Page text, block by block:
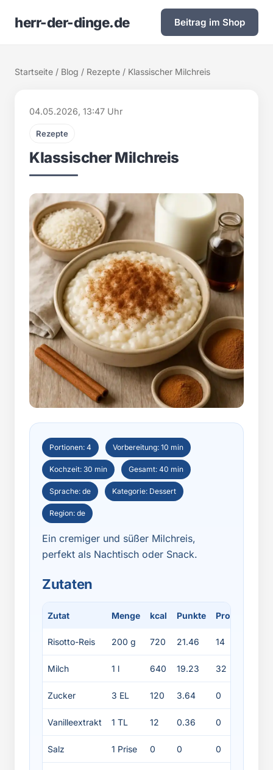
herr-der-dinge.de Beitrag im Shop
Startseite / Blog / Rezepte / Klassischer Milchreis
04.05.2026, 13:47 Uhr
Rezepte
Klassischer Milchreis
Portionen: 4 Vorbereitung: 10 min
Kochzeit: 30 min Gesamt: 40 min
Sprache: de Kategorie: Dessert
Region: de
Ein cremiger und süßer Milchreis,
perfekt als Nachtisch oder Snack.
Zutaten
Zutat Menge kcal Punkte Protein
Risotto-Reis 200 g 720 21.46 14
Milch 1 l 640 19.23 32
Zucker 3 EL 120 3.64 0
Vanilleextrakt 1 TL 12 0.36 0
Salz 1 Prise 0 0 0